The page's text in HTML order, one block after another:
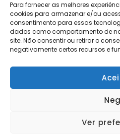
Para fornecer as melhores
cookies para armazenar e/ou
consentimento para essas
dados como comportamento de
site. Não consentir ou retirar o
negativamente certos recursos e
Ver